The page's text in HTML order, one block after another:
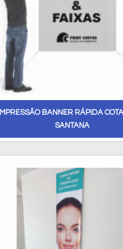
IMPRESSÃO BANNER RÁPIDA
SANTANA